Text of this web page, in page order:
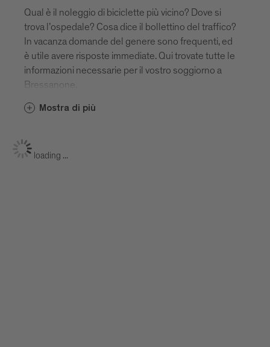
Qual è il noleggio di biciclette più vicino? Dove si
trova l’ospedale? Cosa dice il bollettino del traffico?
In vacanza domande del genere sono frequenti, ed
è utile avere risposte immediate. Qui trovate tutte le
informazioni necessarie per il vostro soggiorno a
Bressanone.
Mostra di più
loading ...